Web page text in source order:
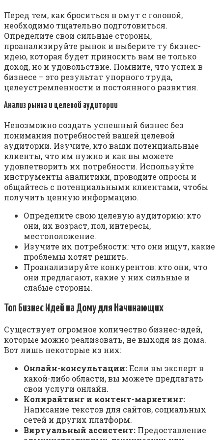
Перед тем, как броситься в омут с головой,
необходимо тщательно подготовиться.
Определите свои сильные стороны,
проанализируйте рынок и выберите ту бизнес-
идею, которая будет приносить вам не только
доход, но и удовольствие. Помните, что успех в
бизнесе – это результат упорного труда,
целеустремленности и постоянного развития.
Анализ рынка и целевой аудитории
Невозможно создать успешный бизнес без
понимания потребностей вашей целевой
аудитории. Изучите, кто ваши потенциальные
клиенты, что им нужно и как вы можете
удовлетворить их потребности. Используйте
инструменты аналитики, проводите опросы и
общайтесь с потенциальными клиентами, чтобы
получить ценную информацию.
Определите свою целевую аудиторию: кто
они, их возраст, пол, интересы,
местоположение.
Изучите их потребности: что они ищут, какие
проблемы хотят решить.
Проанализируйте конкурентов: кто они, что
они предлагают, какие у них сильные и
слабые стороны.
Топ Бизнес Идей на Дому для Начинающих
Существует огромное количество бизнес-идей,
которые можно реализовать, не выходя из дома.
Вот лишь некоторые из них:
Онлайн-консультации:Если вы эксперт в
какой-либо области, вы можете предлагать
свои услуги онлайн.
Копирайтинг и контент-маркетинг:
Написание текстов для сайтов, социальных
сетей и других платформ.
Виртуальный ассистент: Предоставление